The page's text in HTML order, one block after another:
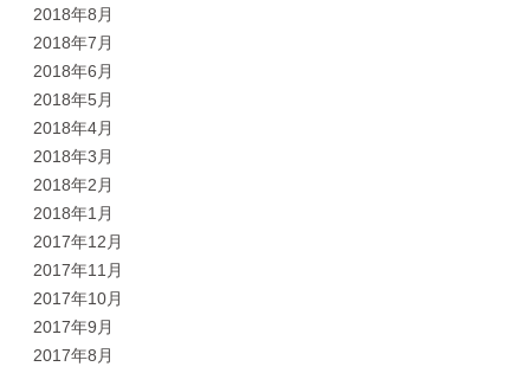
2018年8月
2018年7月
2018年6月
2018年5月
2018年4月
2018年3月
2018年2月
2018年1月
2017年12月
2017年11月
2017年10月
2017年9月
2017年8月